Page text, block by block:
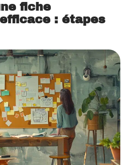
fiche
: étapes